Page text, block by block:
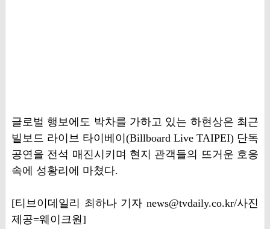
글로벌 행보에도 박차를 가하고 있는 하현상은 최근
빌보드 라이브 타이베이(Billboard Live TAIPEI) 단독
공연을 전석 매진시키며 현지 관객들의 뜨거운 호응
속에 성황리에 마쳤다.
[티브이데일리 최하나 기자 news@tvdaily.co.kr/사진
제공=웨이크원]